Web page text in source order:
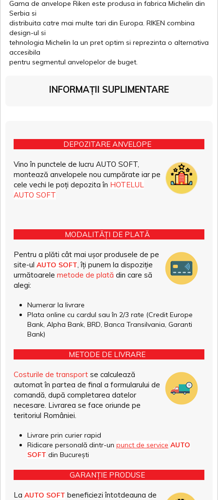
Gama de anvelope Riken este produsa in fabrica Michelin din
Serbia si
distribuita catre mai multe tari din Europa. RIKEN combina
design-ul si
tehnologia Michelin la un pret optim si reprezinta o alternativa
accesibila
pentru segmentul anvelopelor de buget.
INFORMAȚII SUPLIMENTARE
DEPOZITARE ANVELOPE
Vino în punctele de lucru AUTO SOFT,
montează anvelopele nou cumpărate iar pe
cele vechi le poți depozita în HOTELUL
AUTO SOFT
MODALITĂȚI DE PLATĂ
Pentru a plăti cât mai ușor produsele de pe
site-ul AUTO SOFT, îți punem la dispoziție
următoarele metode de plată din care să
alegi:
Numerar la livrare
Plata online cu cardul sau în 2/3 rate (Credit Europe
Bank, Alpha Bank, BRD, Banca Transilvania, Garanti
Bank)
METODE DE LIVRARE
Costurile de transport se calculează
automat în partea de final a formularului de
comandă, după completarea datelor
necesare. Livrarea se face oriunde pe
teritoriul României.
Livrare prin curier rapid
Ridicare personală dintr-un punct de service AUTO
SOFT din București
GARANȚIE PRODUSE
La AUTO SOFT beneficiezi întotdeauna de